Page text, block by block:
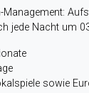
jede Nacht um
sowie